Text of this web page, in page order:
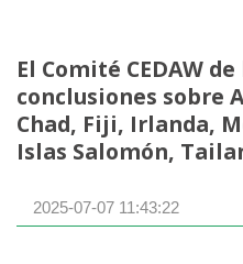
El Comité CEDAW
conclusiones sobre
Chad, Fiji, Irlanda,
Islas Salomón,
2025-07-07 11:43:22